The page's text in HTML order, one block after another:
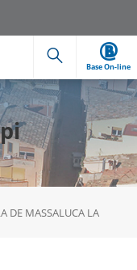
Cerca
Base On-line
DE MASSALUCA LA